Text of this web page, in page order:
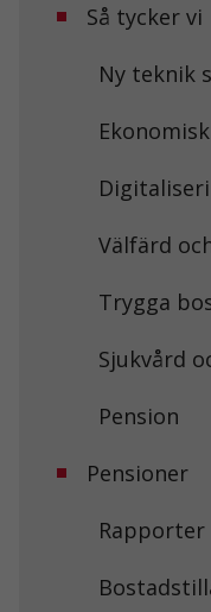
Så tycker vi
Ny teknik
Välfärd
Trygga
Sjukvård
Pension
Pensioner
Rapporter